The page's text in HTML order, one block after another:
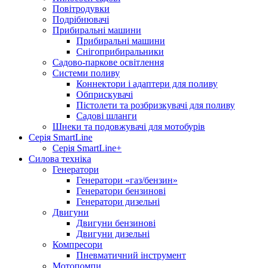
Повітродувки
Подрібнювачі
Прибиральні машини
Прибиральні машини
Снігоприбиральники
Садово-паркове освітлення
Системи поливу
Коннектори і адаптери для поливу
Обприскувачі
Пістолети та розбризкувачі для поливу
Садові шланги
Шнеки та подовжувачі для мотобурів
Серія SmartLine
Серія SmartLine+
Силова техніка
Генератори
Генератори «газ/бензин»
Генератори бензинові
Генератори дизельні
Двигуни
Двигуни бензинові
Двигуни дизельні
Компресори
Пневматичний інструмент
Мотопомпи